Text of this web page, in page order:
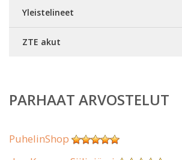
Yleistelineet
ZTE akut
PARHAAT ARVOSTELUT
PuhelinShop